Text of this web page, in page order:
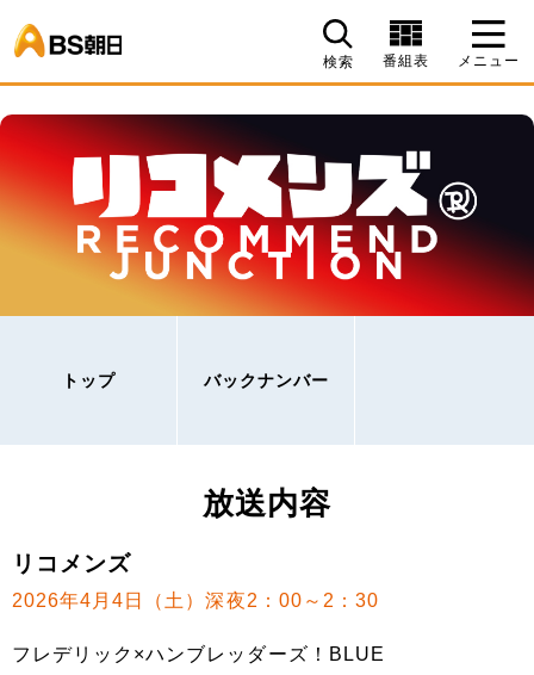
検索 番組表 メニュー
トップ バックナンバー
放送内容
リコメンズ
2026年4月4日（土）深夜2：00～2：30
フレデリック×ハンブレッダーズ！BLUE